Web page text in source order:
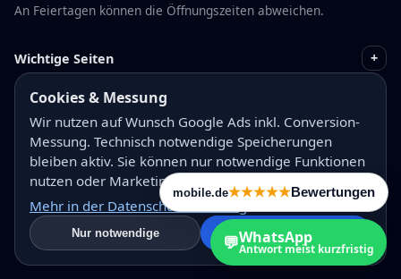
An Feiertagen können die Öffnungszeiten abweichen.
Wichtige Seiten +
Rechtliches
Teilen
© 2026 Autohaus Toprak – Alle Rechte vorbehalten.
Cookies & Messung
Wir nutzen auf Wunsch Google Ads inkl. Conversion-
Messung. Technisch notwendige Speicherungen
bleiben aktiv. Sie können nur notwendige Funktionen
nutzen oder Marketing/Messung erlauben.
Mehr in der Datenschutzerklärung
Nur notwendige Alle akzeptieren
mobile.de Bewertungen
💬WhatsApp
Antwort meist kurzfristig